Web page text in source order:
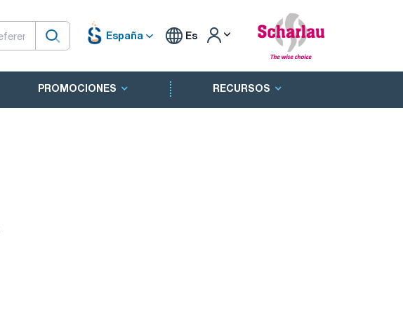
España Es
PROMOCIONES RECURSOS